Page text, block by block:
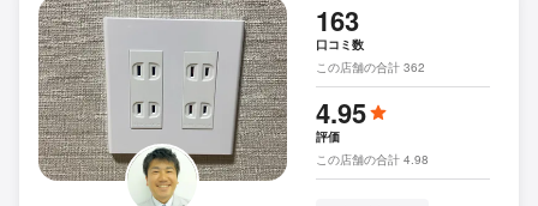
163
口コミ数
この店舗の合計 362
4.95
評価
この店舗の合計 4.98